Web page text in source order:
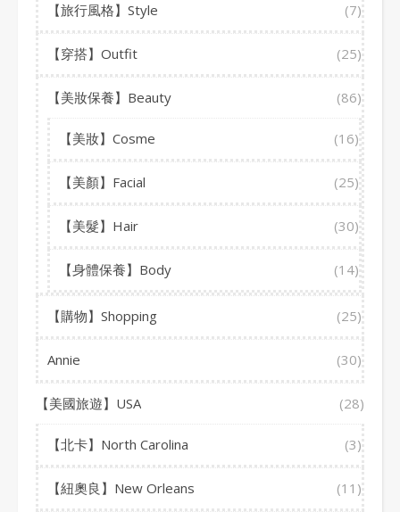
【旅行風格】Style (7)
【穿搭】Outfit (25)
【美妝保養】Beauty (86)
【美妝】Cosme (16)
【美顏】Facial (25)
【美髮】Hair (30)
【身體保養】Body (14)
【購物】Shopping (25)
Annie (30)
【美國旅遊】USA (28)
【北卡】North Carolina (3)
【紐奧良】New Orleans (11)